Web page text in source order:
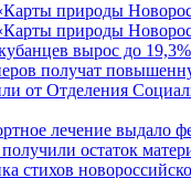
природы
природы
вырос до 19,3%
получат
от Отделения
лечение
остаток
стихов